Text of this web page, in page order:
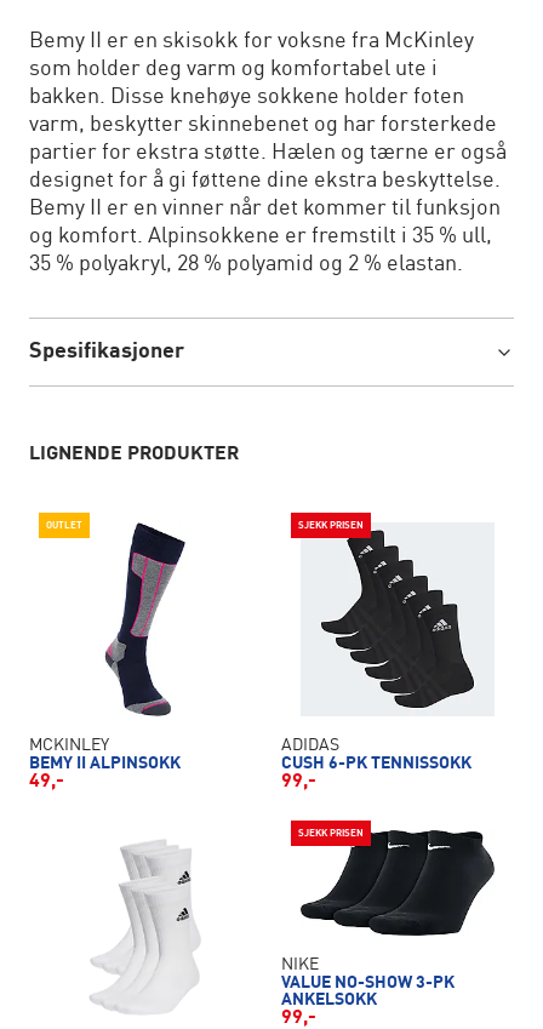
Bemy II er en skisokk for voksne fra McKinley
som holder deg varm og komfortabel ute i
bakken. Disse knehøye sokkene holder foten
varm, beskytter skinnebenet og har forsterkede
partier for ekstra støtte. Hælen og tærne er også
designet for å gi føttene dine ekstra beskyttelse.
Bemy II er en vinner når det kommer til funksjon
og komfort. Alpinsokkene er fremstilt i 35 % ull,
35 % polyakryl, 28 % polyamid og 2 % elastan.
Spesifikasjoner
LIGNENDE PRODUKTER
OUTLET
MCKINLEY
BEMY II ALPINSOKK
49,-
SJEKK PRISEN
ADIDAS
CUSH 6-PK TENNISSOKK
99,-
SJEKK PRISEN
NIKE
VALUE NO-SHOW 3-PK
ANKELSOKK
99,-